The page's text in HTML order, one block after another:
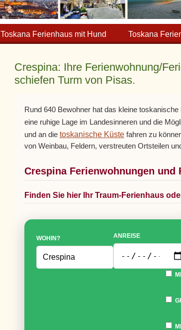
Toskana Ferienhaus mit Hund Toskana
Crespina: Ihre Ferienwohnung/
schiefen Turm von Pisas.
Rund 640 Bewohner hat das kleine
eine ruhige Lage im Landesinneren und die
und an die toskanische Küstefahren zu
von Weinbau, Feldern, verstreuten Ortsteilen
Crespina Ferienwohnungen und
Finden Sie hier Ihr Traum-Ferienhaus
WOHIN? ANREISE